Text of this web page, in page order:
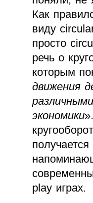
Как
виду
просто
речь о
которым
движения
экономики
play играх.